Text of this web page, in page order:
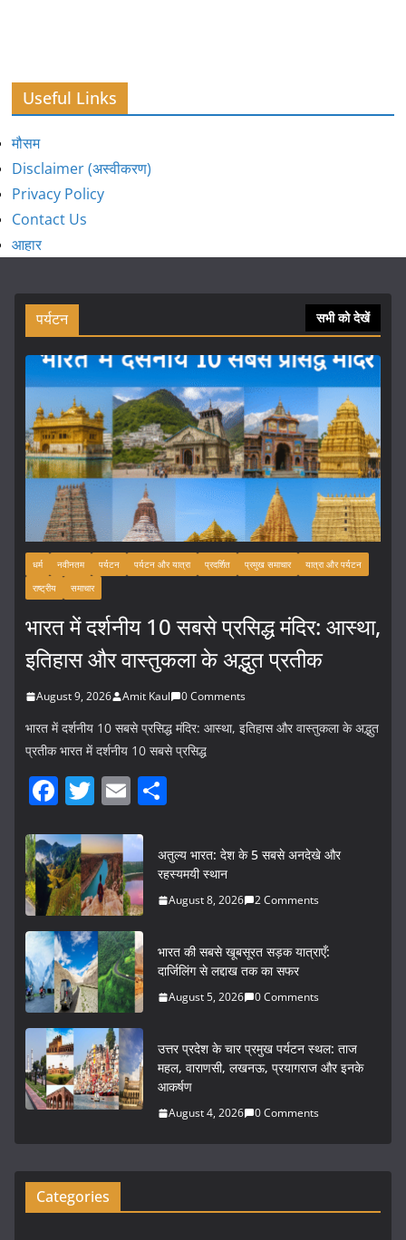
Useful Links
मौसम
Disclaimer (अस्वीकरण)
Privacy Policy
Contact Us
आहार
पर्यटन सभी को देखें
धर्म नवीनतम पर्यटन पर्यटन और यात्रा प्रदर्शित प्रमुख समाचार
यात्रा और पर्यटन
राष्ट्रीय
समाचार
भारत में दर्शनीय 10 सबसे प्रसिद्ध मंदिर: आस्था,
इतिहास और वास्तुकला के अद्भुत प्रतीक
August 9, 2026 Amit Kaul 0 Comments
भारत में दर्शनीय 10 सबसे प्रसिद्ध मंदिर: आस्था, इतिहास और वास्तुकला के अद्भुत
प्रतीक भारत में दर्शनीय 10 सबसे प्रसिद्ध
F
c
e
b
o
o
k
T
itt
er
E
ai
l
ar
e
अतुल्य भारत: देश के 5 सबसे अनदेखे और
रहस्यमयी स्थान
August 8, 2026 2 Comments
भारत की सबसे खूबसूरत सड़क यात्राएँ:
दार्जिलिंग से लद्दाख तक का सफर
August 5, 2026 0 Comments
उत्तर प्रदेश के चार प्रमुख पर्यटन स्थल: ताज
महल, वाराणसी, लखनऊ, प्रयागराज और इनके
आकर्षण
August 4, 2026 0 Comments
Categories